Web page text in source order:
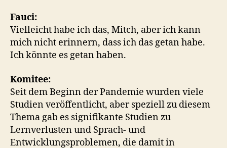
Fauci:
Vielleicht habe ich das, Mitch, aber ich kann
mich nicht erinnern, dass ich das getan habe.
Ich könnte es getan haben.
Komitee:
Seit dem Beginn der Pandemie wurden viele
Studien veröffentlicht, aber speziell zu diesem
Thema gab es signifikante Studien zu
Lernverlusten und Sprach- und
Entwicklungsproblemen, die damit in